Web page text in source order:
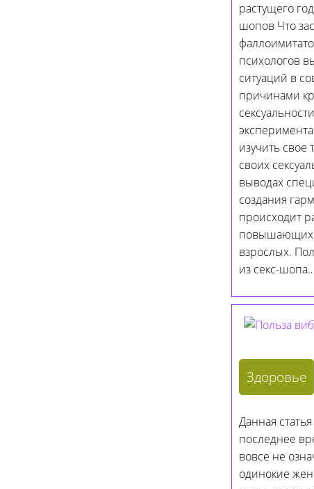
растущего
шопов Что
психологов
ситуаций в
причинами
изучить
своих
выводах
создания
происходит
повышающих
взрослых.
из секс-
Здоровье
Данная
последнее
вовсе не
одинокие